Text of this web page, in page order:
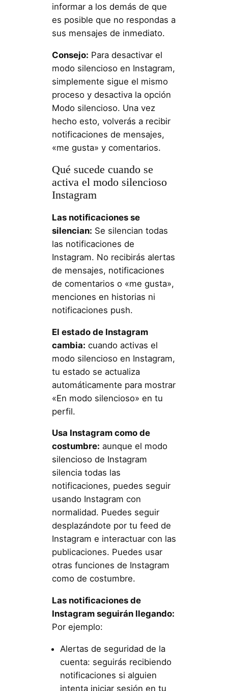
informar a los demás de que
es posible que no respondas a
sus mensajes de inmediato.
Consejo: Para desactivar el
modo silencioso en Instagram,
simplemente sigue el mismo
proceso y desactiva la opción
Modo silencioso. Una vez
hecho esto, volverás a recibir
notificaciones de mensajes,
«me gusta» y comentarios.
Qué sucede cuando se
activa el modo silencioso
Instagram
Las notificaciones se
silencian: Se silencian todas
las notificaciones de
Instagram. No recibirás alertas
de mensajes, notificaciones
de comentarios o «me gusta»,
menciones en historias ni
notificaciones push.
El estado de Instagram
cambia: cuando activas el
modo silencioso en Instagram,
tu estado se actualiza
automáticamente para mostrar
«En modo silencioso» en tu
perfil.
Usa Instagram como de
costumbre: aunque el modo
silencioso de Instagram
silencia todas las
notificaciones, puedes seguir
usando Instagram con
normalidad. Puedes seguir
desplazándote por tu feed de
Instagram e interactuar con las
publicaciones. Puedes usar
otras funciones de Instagram
como de costumbre.
Las notificaciones de
Instagram seguirán llegando:
Por ejemplo:
Alertas de seguridad de la
cuenta: seguirás recibiendo
notificaciones si alguien
intenta iniciar sesión en tu